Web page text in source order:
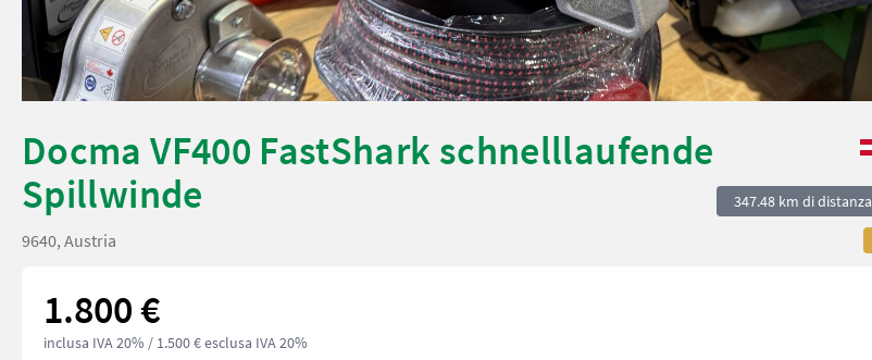
Docma VF400 FastShark schnelllaufende
Spillwinde
347.48 km di distanza
9640, Austria
1.800 €
inclusa IVA 20% / 1.500 € esclusa IVA 20%